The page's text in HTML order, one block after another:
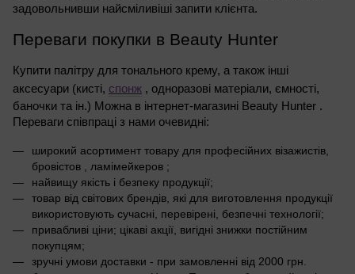
задовольнивши найсміливіші запити клієнта.
Переваги покупки в Beauty Hunter
Купити палітру для тонального крему, а також інші
аксесуари (кисті, спонж , одноразові матеріали, ємності,
баночки та ін.) Можна в інтернет-магазині Beauty Hunter .
Переваги співпраці з нами очевидні:
широкий асортимент товару для професійних візажистів,
бровістов , ламімейкеров ;
найвищу якість і безпеку продукції;
товар від світових брендів, які для виготовлення продукції
використовують сучасні, перевірені, безпечні технології;
привабливі ціни; цікаві акції, вигідні знижки постійним
покупцям;
зручні умови доставки - при замовленні від 2000 грн.